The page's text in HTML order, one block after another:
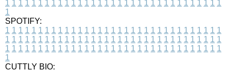
1 1 1 1 1 1 1 1 1 1 1 1 1 1 1 1 1 1 1 1 1 1 1 1 1 1 1 1 1 1 1 1 1
1
SPOTIFY:
1 1 1 1 1 1 1 1 1 1 1 1 1 1 1 1 1 1 1 1 1 1 1 1 1 1 1 1 1 1 1 1 1
1 1 1 1 1 1 1 1 1 1 1 1 1 1 1 1 1 1 1 1 1 1 1 1 1 1 1 1 1 1 1 1 1
1 1 1 1 1 1 1 1 1 1 1 1 1 1 1 1 1 1 1 1 1 1 1 1 1 1 1 1 1 1 1 1 1
1
CUTTLY BIO: